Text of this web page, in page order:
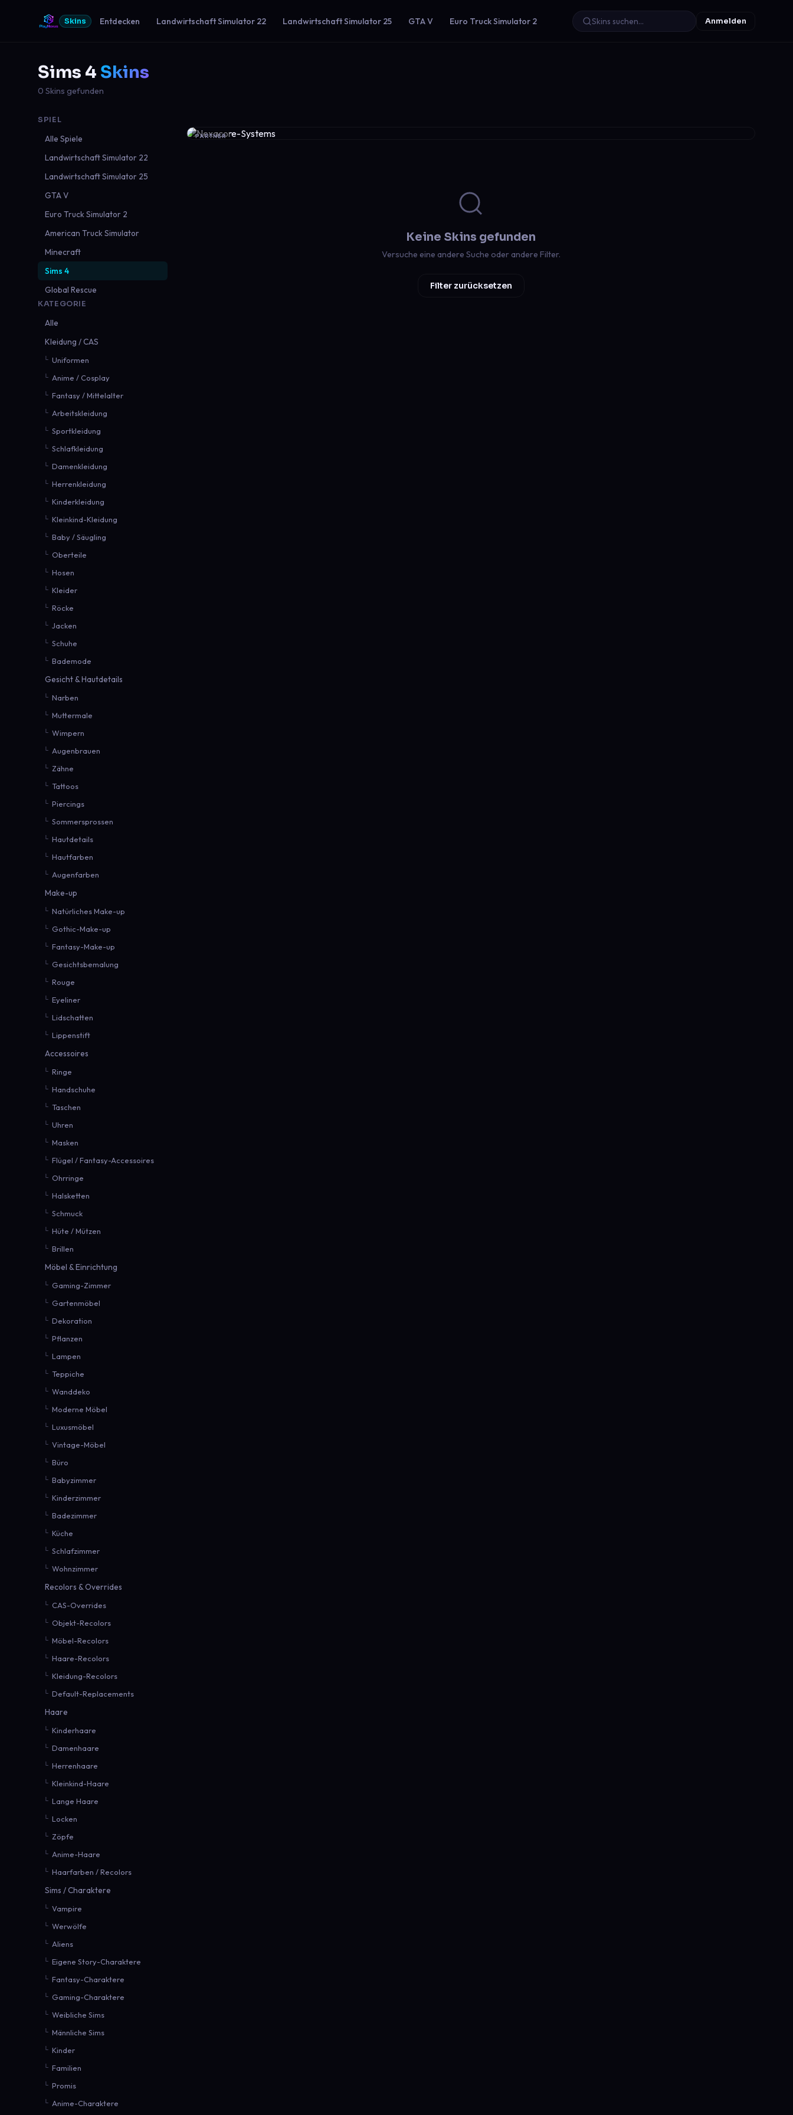
Skins Entdecken Landwirtschaft Simulator 22 Landwirtschaft Simulator 25 GTA V Euro Truck Simulator 2 Anmelden
Sims 4 Skins
0 Skins gefunden
SPIEL
Alle Spiele
Landwirtschaft Simulator 22
Landwirtschaft Simulator 25
GTA V
Euro Truck Simulator 2
American Truck Simulator
Minecraft
Sims 4
Global Rescue
KATEGORIE
Alle
Kleidung / CAS
Uniformen
Anime / Cosplay
Fantasy / Mittelalter
Arbeitskleidung
Sportkleidung
Schlafkleidung
Damenkleidung
Herrenkleidung
Kinderkleidung
Kleinkind-Kleidung
Baby / Säugling
Oberteile
Hosen
Kleider
Röcke
Jacken
Schuhe
Bademode
Gesicht & Hautdetails
Narben
Muttermale
Wimpern
Augenbrauen
Zähne
Tattoos
Piercings
Sommersprossen
Hautdetails
Hautfarben
Augenfarben
Make-up
Natürliches Make-up
Gothic-Make-up
Fantasy-Make-up
Gesichtsbemalung
Rouge
Eyeliner
Lidschatten
Lippenstift
Accessoires
Ringe
Handschuhe
Taschen
Uhren
Masken
Flügel / Fantasy-Accessoires
Ohrringe
Halsketten
Schmuck
Hüte / Mützen
Brillen
Möbel & Einrichtung
Gaming-Zimmer
Gartenmöbel
Dekoration
Pflanzen
Lampen
Teppiche
Wanddeko
Moderne Möbel
Luxusmöbel
Vintage-Möbel
Büro
Babyzimmer
Kinderzimmer
Badezimmer
Küche
Schlafzimmer
Wohnzimmer
Recolors & Overrides
CAS-Overrides
Objekt-Recolors
Möbel-Recolors
Haare-Recolors
Kleidung-Recolors
Default-Replacements
Haare
Kinderhaare
Damenhaare
Herrenhaare
Kleinkind-Haare
Lange Haare
Locken
Zöpfe
Anime-Haare
Haarfarben / Recolors
Sims / Charaktere
Vampire
Werwölfe
Aliens
Eigene Story-Charaktere
Fantasy-Charaktere
Gaming-Charaktere
Weibliche Sims
Männliche Sims
Kinder
Familien
Promis
Anime-Charaktere
PARTNER
Keine Skins gefunden
Versuche eine andere Suche oder andere Filter.
Filter zurücksetzen